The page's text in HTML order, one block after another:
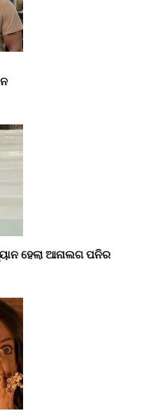
ହେଲା ଆନାଲଗ ପନିର